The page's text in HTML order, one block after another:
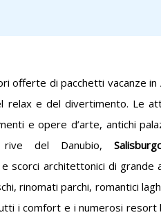
offerte di pacchetti vacanze in
relax e del divertimento. Le
e opere d’arte, antichi
del Danubio,
scorci architettonici di grande
rinomati parchi, romantici
i comfort e i numerosi resort